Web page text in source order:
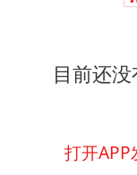
目前还
打开APP